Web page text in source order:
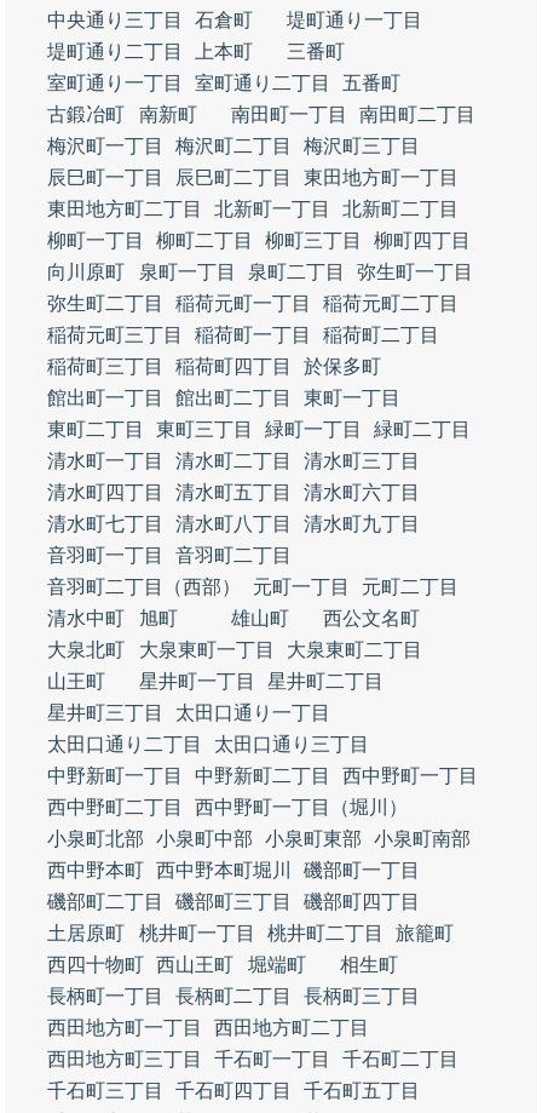
中央通り三丁目
石倉町
堤町通り一丁目
堤町通り二丁目
上本町
三番町
室町通り一丁目
室町通り二丁目
五番町
古鍛冶町
南新町 南田町一丁目
南田町二丁目
梅沢町一丁目
梅沢町二丁目
梅沢町三丁目
辰巳町一丁目
辰巳町二丁目
東田地方町一丁目
東田地方町二丁目
北新町一丁目
北新町二丁目
柳町一丁目
柳町二丁目 柳町三丁目
柳町四丁目
向川原町
泉町一丁目 泉町二丁目
弥生町一丁目
弥生町二丁目
稲荷元町一丁目
稲荷元町二丁目
稲荷元町三丁目
稲荷町一丁目
稲荷町二丁目
稲荷町三丁目
稲荷町四丁目
於保多町
館出町一丁目
館出町二丁目
東町一丁目
東町二丁目
東町三丁目 緑町一丁目
緑町二丁目
清水町一丁目
清水町二丁目
清水町三丁目
清水町四丁目
清水町五丁目
清水町六丁目
清水町七丁目
清水町八丁目
清水町九丁目
音羽町一丁目
音羽町二丁目
音羽町二丁目（西部）
元町一丁目
元町二丁目
清水中町
旭町 雄山町
西公文名町
大泉北町
大泉東町一丁目
大泉東町二丁目
山王町
星井町一丁目
星井町二丁目
星井町三丁目
太田口通り一丁目
太田口通り二丁目
太田口通り三丁目
中野新町一丁目
中野新町二丁目
西中野町一丁目
西中野町二丁目
西中野町一丁目（堀川）
小泉町北部
小泉町中部 小泉町東部
小泉町南部
西中野本町 西中野本町堀川
磯部町一丁目
磯部町二丁目
磯部町三丁目
磯部町四丁目
土居原町
桃井町一丁目 桃井町二丁目
旅籠町
西四十物町 西山王町 堀端町
相生町
長柄町一丁目
長柄町二丁目
長柄町三丁目
西田地方町一丁目
西田地方町二丁目
西田地方町三丁目
千石町一丁目
千石町二丁目
千石町三丁目
千石町四丁目
千石町五丁目